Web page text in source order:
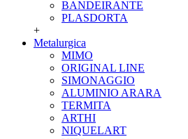
BANDEIRANTE
PLASDORTA
+
Metalurgica
MIMO
ORIGINAL LINE
SIMONAGGIO
ALUMINIO ARARA
TERMITA
ARTHI
NIQUELART